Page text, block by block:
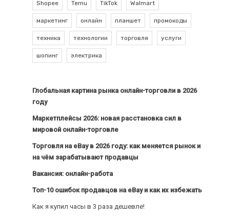
Shopee Temu TikTok Walmart
маркетинг онлайн планшет промокоды
техника технологии торговля услуги
шопинг электрика
Глобальная картина рынка онлайн-торговли в 2026
году
Маркетплейсы 2026: новая расстановка сил в
мировой онлайн-торговле
Торговля на eBay в 2026 году: как меняется рынок и
на чём зарабатывают продавцы
Вакансия: онлайн-работа
Топ-10 ошибок продавцов на eBay и как их избежать
Как я купил часы в 3 раза дешевле!